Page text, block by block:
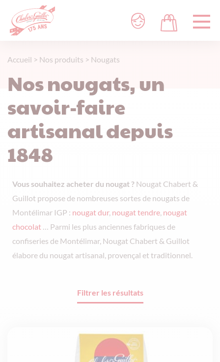
Accueil > Nos produits > Nougats
Nos nougats, un
savoir-faire
artisanal depuis
1848
Vous souhaitez acheter du nougat ? Nougat Chabert &
Guillot propose de nombreuses sortes de nougats de
Montélimar IGP : nougat dur, nougat tendre, nougat
chocolat … Parmi les plus anciennes fabriques de
confiseries de Montélimar, Nougat Chabert & Guillot
élabore du nougat artisanal, provençal et traditionnel.
Filtrer les résultats